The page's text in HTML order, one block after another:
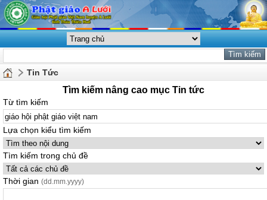
Tin Tức
Tìm kiếm nâng cao mục Tin tức
Từ tìm kiếm
Lựa chọn kiểu tìm kiếm
Tìm kiếm trong chủ đề
Thời gian (dd.mm.yyyy)